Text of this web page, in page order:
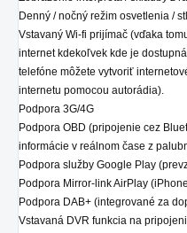
Denný / nočný režim osvetlenia /
Vstavaný Wi-fi prijímač (vďaka
internet kdekoľvek kde je
telefóne môžete vytvoriť
internetu pomocou autorádia).
Podpora 3G/4G
Podpora OBD (pripojenie cez
informácie v reálnom čase z
Podpora služby Google Play
Podpora Mirror-link AirPlay
Podpora DAB+ (integrované za
Vstavaná DVR funkcia na